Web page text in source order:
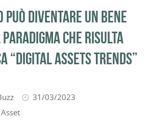
può diventare un bene
che risulta
Assets Trends”
31/03/2023